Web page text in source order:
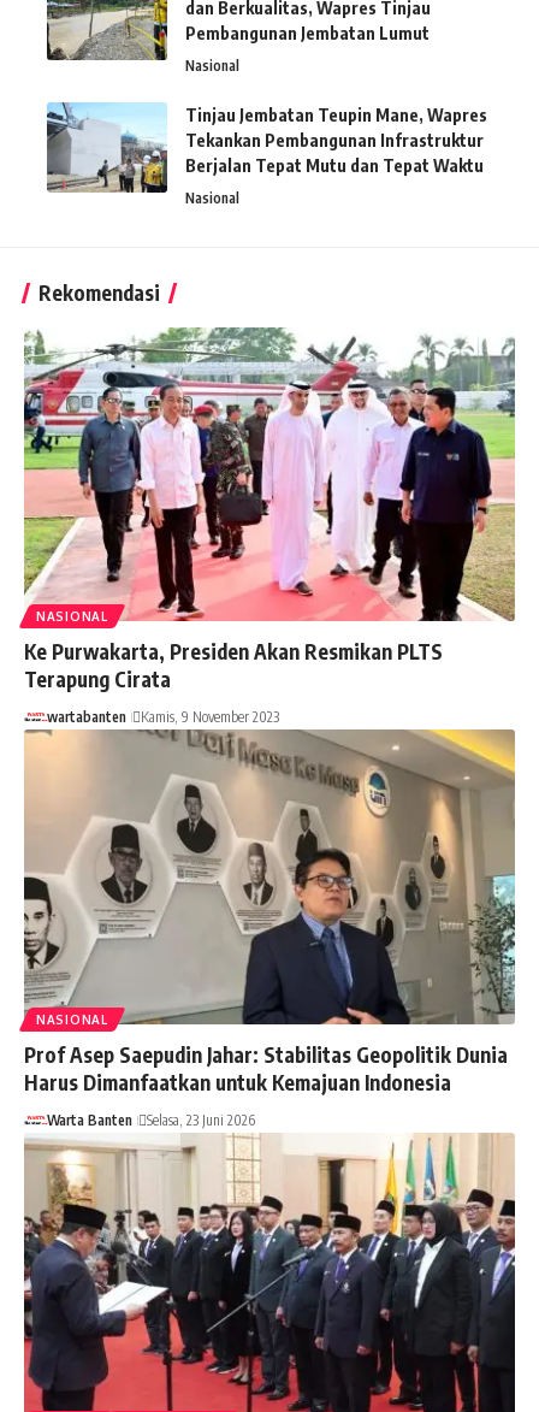
dan Berkualitas, Wapres Tinjau
Pembangunan Jembatan Lumut
Nasional
Tinjau Jembatan Teupin Mane, Wapres
Tekankan Pembangunan Infrastruktur
Berjalan Tepat Mutu dan Tepat Waktu
Nasional
Rekomendasi
NASIONAL
Ke Purwakarta, Presiden Akan Resmikan PLTS
Terapung Cirata
wartabanten Kamis, 9 November 2023
NASIONAL
Prof Asep Saepudin Jahar: Stabilitas Geopolitik Dunia
Harus Dimanfaatkan untuk Kemajuan Indonesia
Warta Banten Selasa, 23 Juni 2026